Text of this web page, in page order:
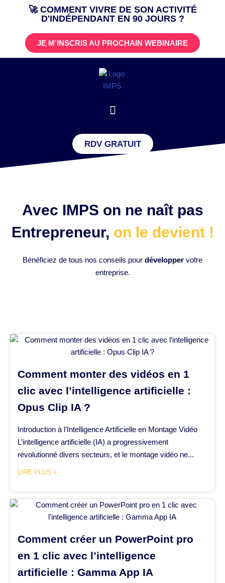
contenu
🚀 COMMENT VIVRE DE SON ACTIVITÉ
D'INDÉPENDANT EN 90 JOURS ?
JE M'INSCRIS AU PROCHAIN WEBINAIRE
RDV GRATUIT
Avec IMPS on ne naît pas
Entrepreneur, on le devient !
Bénéficiez de tous nos conseils pour développer votre
entreprise.
Comment monter des vidéos en 1
clic avec l’intelligence artificielle :
Opus Clip IA ?
Introduction à l’Intelligence Artificielle en Montage Vidéo
L’intelligence artificielle (IA) a progressivement
révolutionné divers secteurs, et le montage vidéo ne...
LIRE PLUS »
Comment créer un PowerPoint pro
en 1 clic avec l’intelligence
artificielle : Gamma App IA